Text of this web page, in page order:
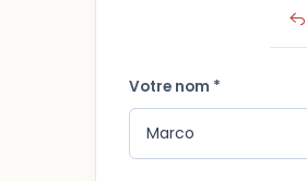
Votre nom *